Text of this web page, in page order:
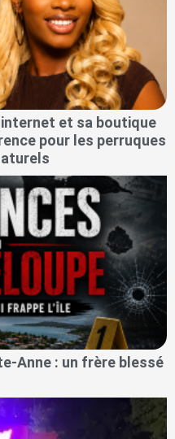
internet et sa boutique
pour les perruques
Anne : un frère blessé